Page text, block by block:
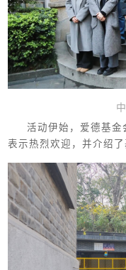
活动伊始，爱德基金
表示热烈欢迎，并介绍了